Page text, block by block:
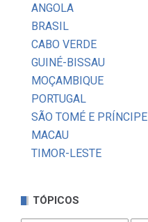
ANGOLA
BRASIL
CABO VERDE
GUINÉ-BISSAU
MOÇAMBIQUE
PORTUGAL
SÃO TOMÉ E PRÍNCIPE
MACAU
TIMOR-LESTE
TÓPICOS